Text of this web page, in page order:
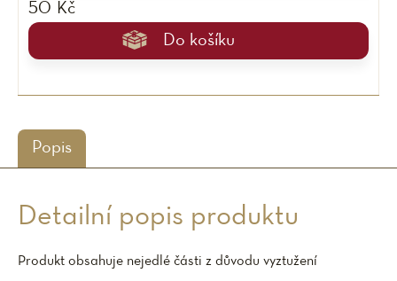
50 Kč
Do košíku
Popis
Detailní popis produktu
Produkt obsahuje nejedlé části z důvodu vyztužení